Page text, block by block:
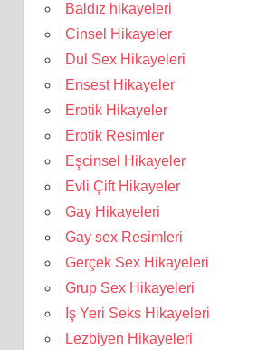
Baldız hikayeleri
Cinsel Hikayeler
Dul Sex Hikayeleri
Ensest Hikayeler
Erotik Hikayeler
Erotik Resimler
Eşcinsel Hikayeler
Evli Çift Hikayeler
Gay Hikayeleri
Gay sex Resimleri
Gerçek Sex Hikayeleri
Grup Sex Hikayeleri
İş Yeri Seks Hikayeleri
Lezbiyen Hikayeleri